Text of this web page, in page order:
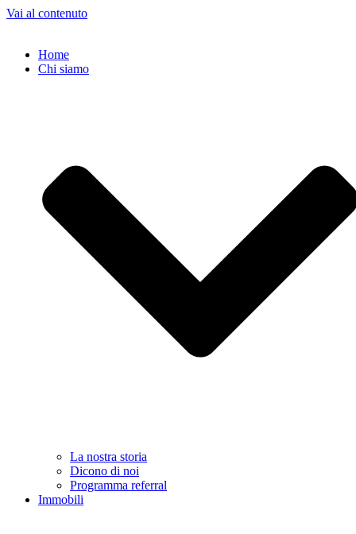
Vai al contenuto
Home
Chi siamo
La nostra storia
Dicono di noi
Programma referral
Immobili